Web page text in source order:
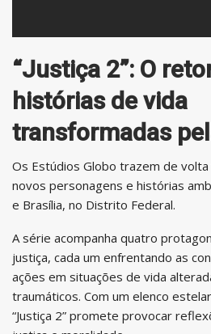
“Justiça 2”: O
histórias de vida
transformadas
Os Estúdios Globo trazem de volta
novos personagens e histórias
e Brasília, no Distrito Federal.
A série acompanha quatro
justiça, cada um enfrentando as
ações em situações de vida
traumáticos. Com um elenco
“Justiça 2” promete provocar